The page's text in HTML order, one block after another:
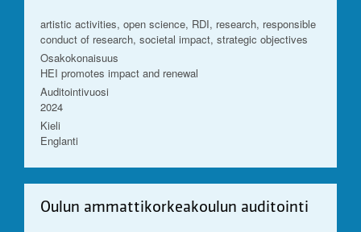
artistic activities, open science, RDI, research, responsible
conduct of research, societal impact, strategic objectives
Osakokonaisuus
HEI promotes impact and renewal
Auditointivuosi
2024
Kieli
Englanti
Oulun ammattikorkeakoulun auditointi